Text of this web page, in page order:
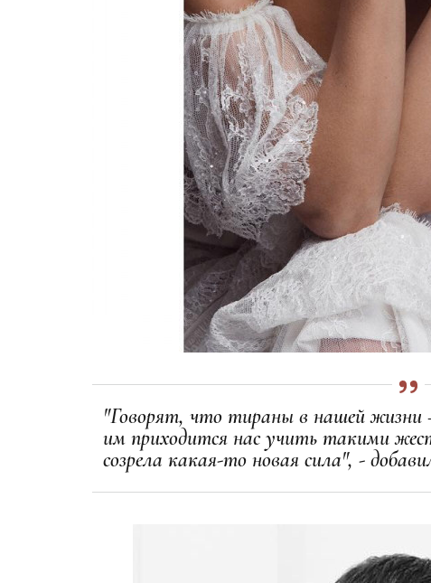
"Говорят, что тираны в нашей
им приходится нас учить такими
созрела какая-то новая сила", -